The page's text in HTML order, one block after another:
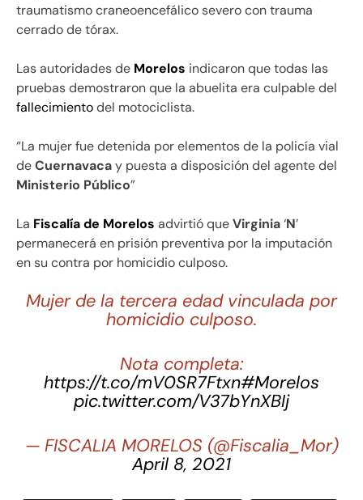
traumatismo craneoencefálico severo con trauma
cerrado de tórax.
Las autoridades de Morelos indicaron que todas las
pruebas demostraron que la abuelita era culpable del
fallecimientodel motociclista.
“La mujer fue detenida por elementos de la policía vial
deCuernavacay puesta a disposición del agente del
Ministerio Público”
La Fiscalía de Morelos advirtió queVirginia‘N’
permanecerá en prisión preventiva por la imputación
en su contra por homicidio culposo.
Mujer de la tercera edad vinculada por
homicidio culposo.
Nota completa:
https://t.co/mV0SR7Ftxn#Morelos
pic.twitter.com/V37bYnXBIj
— FISCALIA MORELOS (@Fiscalia_Mor)
April 8, 2021